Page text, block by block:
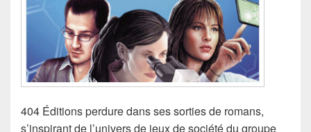
404 Éditions perdure dans ses sorties de romans,
s’inspirant de l’univers de jeux de société du groupe